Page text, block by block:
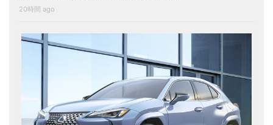
20時間 ago